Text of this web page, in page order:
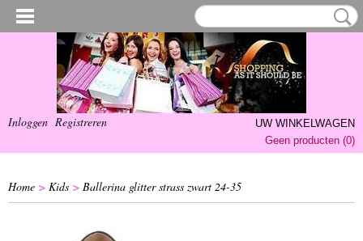
Inloggen Registreren
UW WINKELWAGEN
Geen producten (0)
Home > Kids > Ballerina glitter strass zwart 24-35